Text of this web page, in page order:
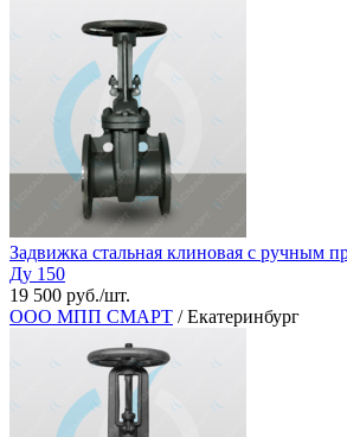
Задвижка стальная клиновая с ручным
Ду 150
19 500 руб./шт.
ООО МПП СМАРТ / Екатеринбург